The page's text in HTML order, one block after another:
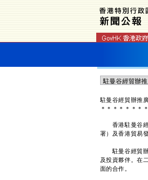
駐曼谷經貿辦推
＊ ＊ ＊ ＊ ＊ ＊ ＊ ＊
香港駐曼谷經
署）及香港貿易
駐曼谷經貿辦
及投資夥伴。在
面的合作。